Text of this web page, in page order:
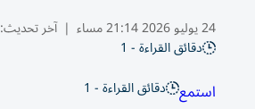
24 يوليو 2026 21:14 مساء | آخر تحديث:
دقائق القراءة - 1
استمع دقائق القراءة - 1